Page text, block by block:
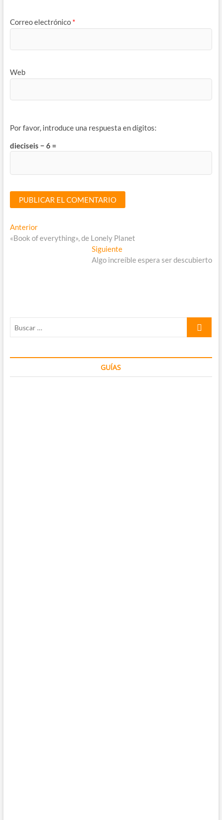
Correo electrónico *
Web
Por favor, introduce una respuesta en dígitos:
dieciseis − 6 =
Navegación
de
AnteriorEntrada
anterior:
«Book of everything», de Lonely Planet
SiguienteEntrada
siguiente:
Algo increíble espera ser descubierto
Buscar
GUÍAS